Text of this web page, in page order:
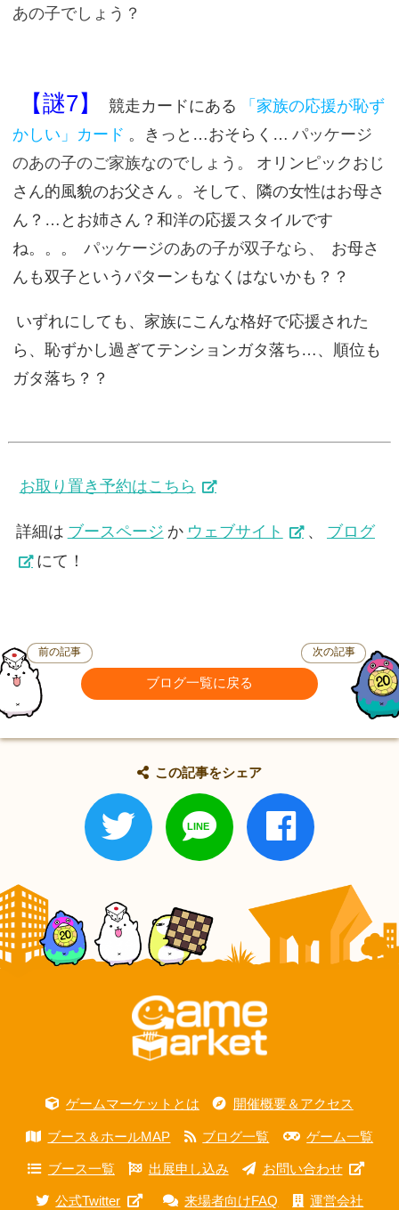
あの子でしょう？
【謎7】 競走カードにある
「家族の応援が恥ず
かしい」カード 。きっと…おそらく… パッケージ
のあの子のご家族なのでしょう。
オリンピックおじ
さん的風貌のお父さん 。そして、隣の女性はお母さ
ん？…とお姉さん？和洋の応援スタイルです
ね。。。
パッケージのあの子が双子なら、
お母さ
んも双子というパターンもなくはないかも？？
いずれにしても、家族にこんな格好で応援された
ら、恥ずかし過ぎてテンションガタ落ち…、順位も
ガタ落ち？？
お取り置き予約はこちら
詳細は ブースページ か ウェブサイト 、
ブログ
にて！
前の記事
ブログ一覧に戻る
次の記事
この記事をシェア
ゲームマーケットとは 開催概要＆アクセス
ブース＆ホールMAP ブログ一覧 ゲーム一覧
ブース一覧 出展申し込み お問い合わせ
公式Twitter 来場者向けFAQ 運営会社